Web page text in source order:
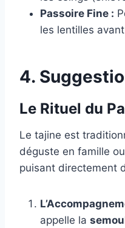
Passoire Fine :
les lentilles
4.
Le Rituel du
Le tajine est
déguste en famille
puisant directement
appelle la